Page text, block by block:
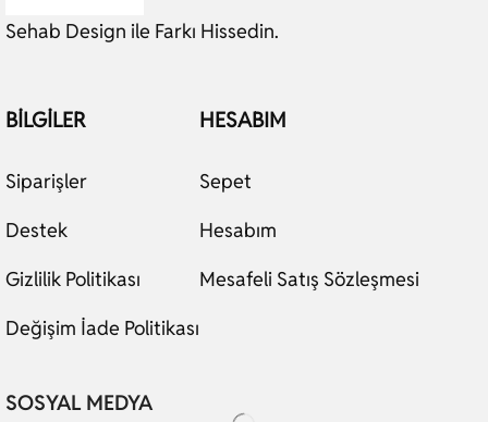
Sehab Design ile Farkı Hissedin.
BILGILER
Siparişler
Destek
Gizlilik Politikası
Değişim İade Politikası
HESABIM
Sepet
Hesabım
Mesafeli Satış Sözleşmesi
SOSYAL MEDYA